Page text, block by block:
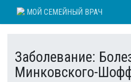
МОЙ СЕМЕЙНЫЙ ВРАЧ
Заболевание:
Минковского-